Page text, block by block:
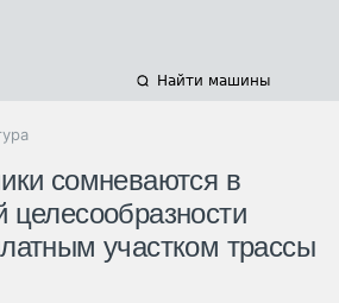
Найти машины
сомневаются в
целесообразности
участком трассы